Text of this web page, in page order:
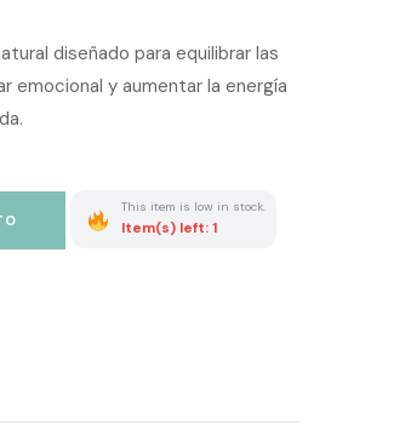
diseñado para equilibrar las
emocional y aumentar la energía
This item is low in stock.
Item(s) left: 1